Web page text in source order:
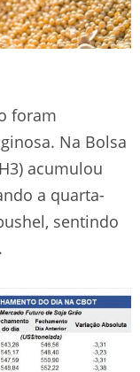
foram
Na Bolsa
acumulou
a quarta-
sentindo